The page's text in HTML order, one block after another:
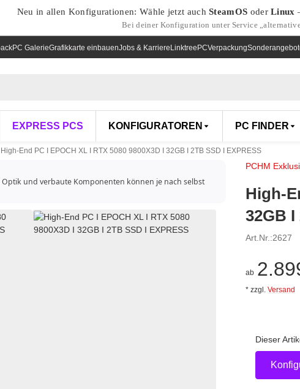
Neu in allen Konfigurationen: Wähle jetzt auchSteamOS oderLinux
Bei deiner Konfiguration unter Service
PC GalerieGrafikkarte einbauenJobs & KarriereLinktreePCVerpackung
EXPRESS PCS KONFIGURATOREN PC FINDER
High-End PC I EPOCH XL I RTX 5080 9800X3D I 32GB I 2TB SSD I EXPRESS
und verbaute Komponenten können je nach selbst
PCHM
High-
32GB I
Art.Nr.:2627
ab
* zzgl. Versand
Dieser